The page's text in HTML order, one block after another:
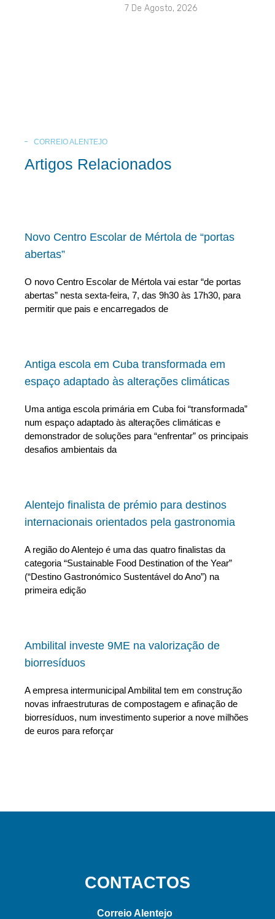
7 De Agosto, 2026
CORREIO ALENTEJO
Artigos Relacionados
Novo Centro Escolar de Mértola de “portas
abertas”
O novo Centro Escolar de Mértola vai estar “de portas
abertas” nesta sexta-feira, 7, das 9h30 às 17h30, para
permitir que pais e encarregados de
Antiga escola em Cuba transformada em
espaço adaptado às alterações climáticas
Uma antiga escola primária em Cuba foi “transformada”
num espaço adaptado às alterações climáticas e
demonstrador de soluções para “enfrentar” os principais
desafios ambientais da
Alentejo finalista de prémio para destinos
internacionais orientados pela gastronomia
A região do Alentejo é uma das quatro finalistas da
categoria “Sustainable Food Destination of the Year”
(“Destino Gastronómico Sustentável do Ano”) na
primeira edição
Ambilital investe 9ME na valorização de
biorresíduos
A empresa intermunicipal Ambilital tem em construção
novas infraestruturas de compostagem e afinação de
biorresíduos, num investimento superior a nove milhões
de euros para reforçar
CONTACTOS
Correio Alentejo